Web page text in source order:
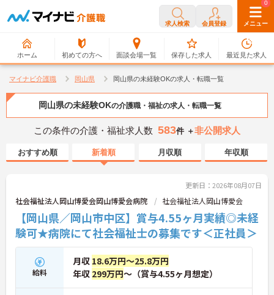
求人検索 会員登録 メニュー
ホーム 初めての方へ 面談会場一覧
0
保存した求人
0
最近見た求人
マイナビ介護職 岡山県 岡山県の未経験OKの求人・転職一覧
岡山県の未経験OKの介護職・福祉の求人・転職一覧
この条件の介護・福祉求人数 583件 ＋非公開求人
おすすめ順 新着順 月収順 年収順
更新日：2026年08月07日
社会福祉法人岡山博愛会岡山博愛会病院 社会福祉法人岡山博愛会
【岡山県／岡山市中区】賞与4.55ヶ月実績◎未経
験可★病院にて社会福祉士の募集です＜正社員＞
給料
月収 18.6万円～25.8万円
年収 299万円～（賞与4.55ヶ月想定）